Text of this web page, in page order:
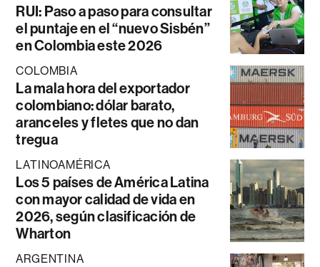
RUI: Paso a paso para consultar
el puntaje en el “nuevo Sisbén”
en Colombia este 2026
COLOMBIA
La mala hora del exportador
colombiano: dólar barato,
aranceles y fletes que no dan
tregua
LATINOAMÉRICA
Los 5 países de América Latina
con mayor calidad de vida en
2026, según clasificación de
Wharton
ARGENTINA